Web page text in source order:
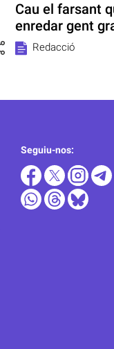
Cau el farsant
enredar gent
Redacció
Seguiu-nos: